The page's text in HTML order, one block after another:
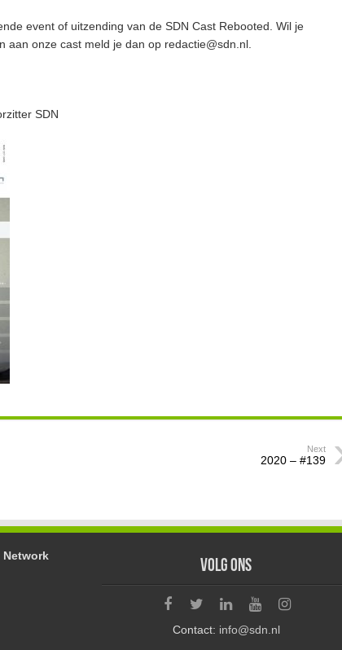
event of uitzending van de SDN Cast Rebooted. Wil je
aan onze cast meld je dan op redactie@sdn.nl.
SDN
Next
2020 – #139
Volg ons
Contact: info@sdn.nl